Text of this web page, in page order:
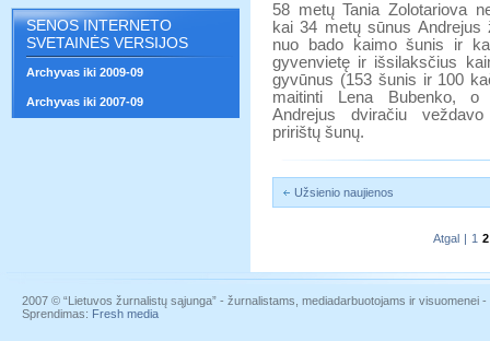
SENOS INTERNETO
SVETAINĖS VERSIJOS
Archyvas iki 2009-09
Archyvas iki 2007-09
58 metų Tania Zolotariova
kai 34 metų sūnus Andrejus
nuo bado kaimo šunis ir
gyvenvietę ir išsilaksčius
gyvūnus (153 šunis ir 100
maitinti Lena Bubenko,
Andrejus dviračiu
pririštų šunų.
Užsienio naujienos
Atgal | 1 2
2007 © “Lietuvos žurnalistų sąjunga” - žurnalistams, mediadarbuotojams ir visuomenei
Sprendimas: Fresh media